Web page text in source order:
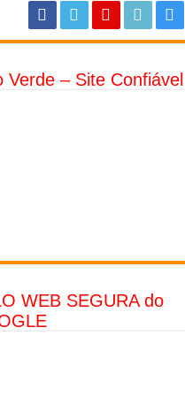
Verde – Site Confiável
WEB SEGURA do